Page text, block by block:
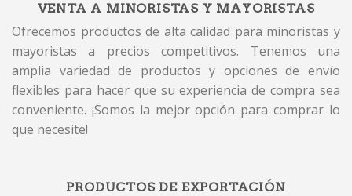
VENTA A MINORISTAS Y MAYORISTAS
Ofrecemos productos de alta calidad para minoristas y
mayoristas a precios competitivos. Tenemos una
amplia variedad de productos y opciones de envío
flexibles para hacer que su experiencia de compra sea
conveniente. ¡Somos la mejor opción para comprar lo
que necesite!
PRODUCTOS DE EXPORTACIÓN